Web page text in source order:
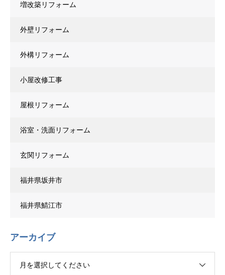
増改築リフォーム
外壁リフォーム
外構リフォーム
小屋改修工事
屋根リフォーム
浴室・洗面リフォーム
玄関リフォーム
福井県坂井市
福井県鯖江市
アーカイブ
月を選択してください